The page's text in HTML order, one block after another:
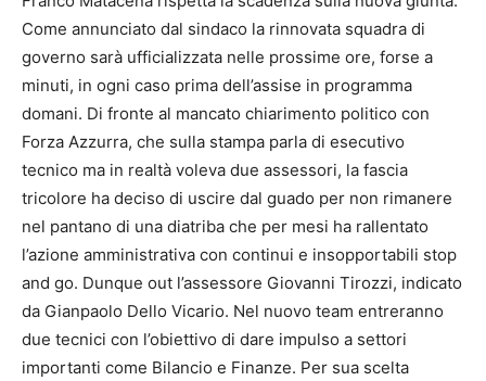
Come annunciato dal sindaco la rinnovata squadra di
governo sarà ufficializzata nelle prossime ore, forse a
minuti, in ogni caso prima dell’assise in programma
domani. Di fronte al mancato chiarimento politico con
Forza Azzurra, che sulla stampa parla di esecutivo
tecnico ma in realtà voleva due assessori, la fascia
tricolore ha deciso di uscire dal guado per non rimanere
nel pantano di una diatriba che per mesi ha rallentato
l’azione amministrativa con continui e insopportabili stop
and go. Dunque out l’assessore Giovanni Tirozzi, indicato
da Gianpaolo Dello Vicario. Nel nuovo team entreranno
due tecnici con l’obiettivo di dare impulso a settori
importanti come Bilancio e Finanze. Per sua scelta